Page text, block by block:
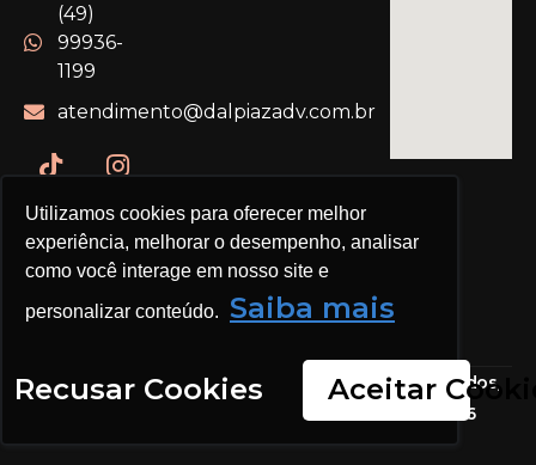
Utilizamos cookies para oferecer melhor
experiência, melhorar o desempenho, analisar
como você interage em nosso site e
personalizar conteúdo. Saiba mais
Recusar Cookies Aceitar
(49)
99936-
1199
atendimento@dalpiazadv.com.br
DAL PIAZ ADVOGADOS © Todos os direitos reservados,
2026. | CNPJ: 26.049.368/0001-38 | OAB 3037/2016